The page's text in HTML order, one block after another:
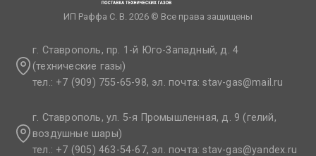
ИП Раффа С. В. 2026 © Все права защищены
г. Ставрополь, пр. 1-й Юго-Западный, д. 4
(технические газы)
тел.: +7 (909) 755-65-98, эл. почта: stav-gas@mail.ru​
г. Ставрополь, ул. 5-я Промышленная, д. 9 (гелий,
воздушные шары)
тел.: +7 (905) 463-54-67, эл. почта: stav-gas@yandex.ru​